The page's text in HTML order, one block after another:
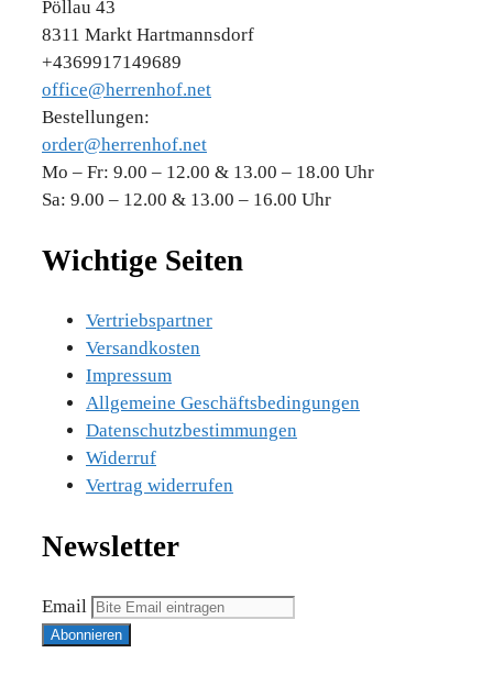
Pöllau 43
8311 Markt Hartmannsdorf
+4369917149689
office@herrenhof.net
Bestellungen:
order@herrenhof.net
Mo – Fr: 9.00 – 12.00 & 13.00 – 18.00 Uhr
Sa: 9.00 – 12.00 & 13.00 – 16.00 Uhr
Wichtige Seiten
Vertriebspartner
Versandkosten
Impressum
Allgemeine Geschäftsbedingungen
Datenschutzbestimmungen
Widerruf
Vertrag widerrufen
Newsletter
Email